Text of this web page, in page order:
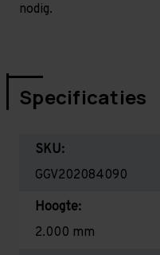
nodig.
Specificaties
SKU:
GGV202084090
Hoogte:
2.000 mm